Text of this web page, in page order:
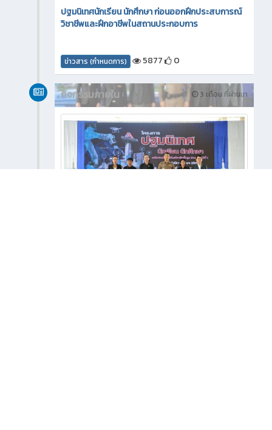
ปฐมนิเทศนักเรียน นักศึกษา ก่อนออกฝึกประสบการณ์
วิชาชีพและฝึกอาชีพในสถานประกอบการ
ข่าวสาร (กำหนดการ) 5877 0
3 เดือน ที่ผ่านมา
กิจกรรมภายใน